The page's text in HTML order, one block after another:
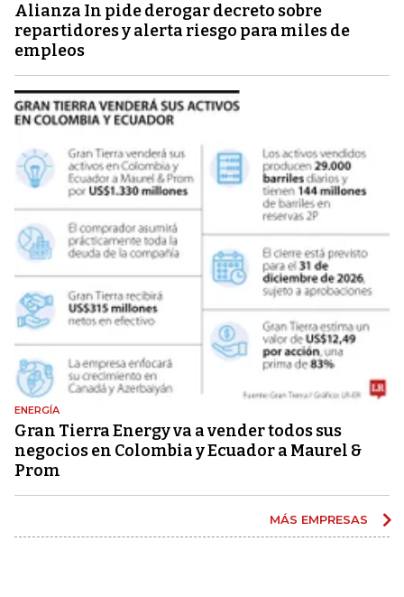
Alianza In pide derogar decreto sobre
repartidores y alerta riesgo para miles de
empleos
ENERGÍA
Gran Tierra Energy va a vender todos sus
negocios en Colombia y Ecuador a Maurel &
Prom
MÁS EMPRESAS